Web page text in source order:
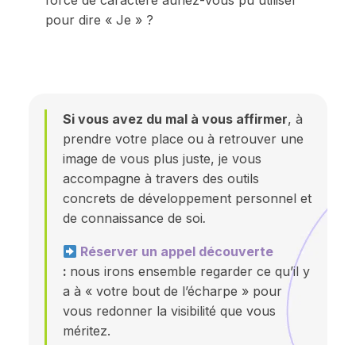
pour dire « Je » ?
Si vous avez du mal à vous affirmer, à
prendre votre place ou à retrouver une
image de vous plus juste, je vous
accompagne à travers des outils
concrets de développement personnel et
de connaissance de soi.
Réserver un appel découverte
: nous irons ensemble regarder ce qu’il y
a à « votre bout de l’écharpe » pour
vous redonner la visibilité que vous
méritez.